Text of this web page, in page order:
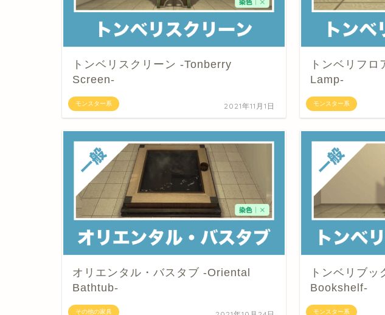
モンスター系
トンベリスクリーン -Tonberry
Screen-
2021年11月1日 モンスター系
トンベリフ
Lamp-
その他の家具
オリエンタル・バスタブ -Oriental
Bathtub-
モンスター系
トンベリブ
Bookshelf-